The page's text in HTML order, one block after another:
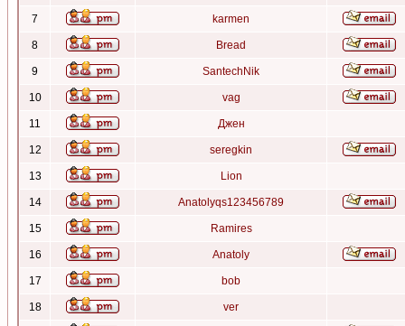
7 karmen
8 Bread
9 SantechNik
10 vag
11 Джен
12 seregkin
13 Lion
14 Anatolyqs123456789
15 Ramires
16 Anatoly
17 bob
18 ver